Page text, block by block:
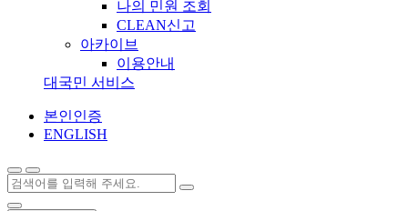
나의 민원 조회
CLEAN신고
아카이브
이용안내
대국민 서비스
본인인증
ENGLISH